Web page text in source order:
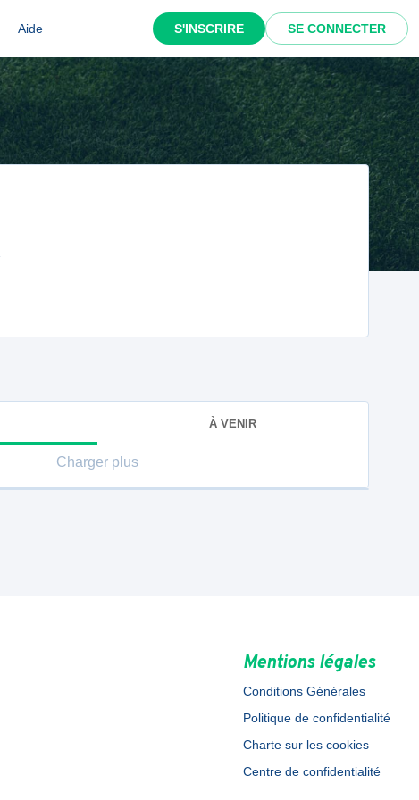
Aide S'INSCRIRE SE CONNECTER
À VENIR
Charger plus
Mentions légales
Conditions Générales
Politique de confidentialité
Charte sur les cookies
Centre de confidentialité